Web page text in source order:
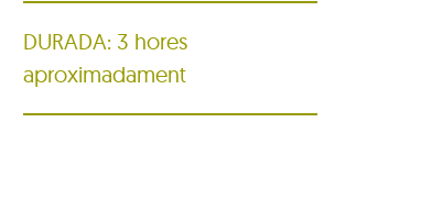
DURADA: 3 hores
aproximadament